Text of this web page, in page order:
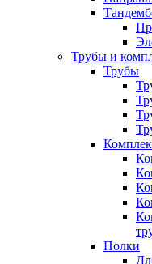
Трубы и
Трубы
Полки